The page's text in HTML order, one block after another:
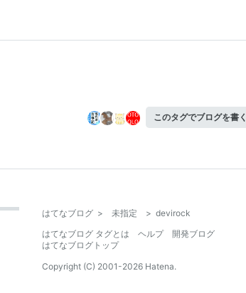
このタグでブログを書く
はてなブログ > 未指定 > devirock
はてなブログ タグとは
ヘルプ
開発ブログ
はてなブログトップ
Copyright (C) 2001-2026 Hatena.